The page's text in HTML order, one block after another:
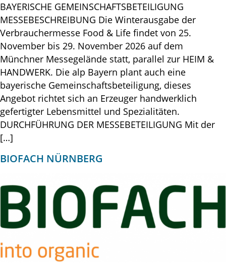
BAYERISCHE GEMEINSCHAFTSBETEILIGUNG
MESSEBESCHREIBUNG Die Winterausgabe der
Verbrauchermesse Food & Life findet von 25.
November bis 29. November 2026 auf dem
Münchner Messegelände statt, parallel zur HEIM &
HANDWERK. Die alp Bayern plant auch eine
bayerische Gemeinschaftsbeteiligung, dieses
Angebot richtet sich an Erzeuger handwerklich
gefertigter Lebensmittel und Spezialitäten.
DURCHFÜHRUNG DER MESSEBETEILIGUNG Mit der
[…]
BIOFACH NÜRNBERG